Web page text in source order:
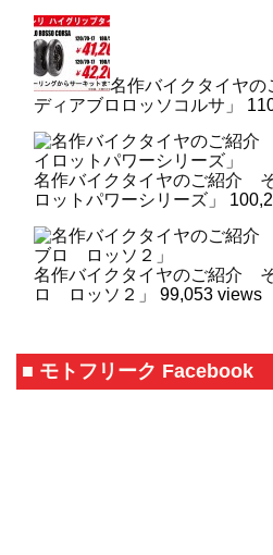
名作バイクタイヤ
ディアブロロッソコルサ」
名作バイクタイヤのご紹介
ロットパワーシリーズ」
名作バイクタイヤのご紹介
ロ ロッソ２」
99,053 views
■ モトフリーク Facebook